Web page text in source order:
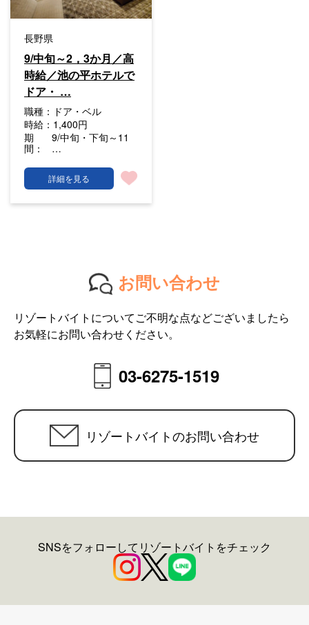
長野県
9/中旬～2，3か月／高
時給／池の平ホテルで
ドア・ …
職種： ドア・ベル
時給： 1,400円
期
間：
9/中旬・下旬～11
…
詳細を見る
お問い合わせ
リゾートバイトについてご不明な点などございましたら
お気軽にお問い合わせください。
03-6275-1519
リゾートバイトのお問い合わせ
SNSをフォローしてリゾートバイトをチェック